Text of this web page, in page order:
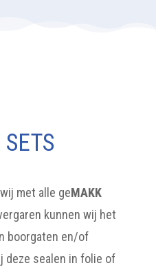
met alle geMAKK
kunnen wij het
boorgaten en/of
deze sealen in folie of